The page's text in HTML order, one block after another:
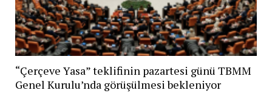
“Çerçeve Yasa” teklifinin pazartesi günü TBMM
Genel Kurulu’nda görüşülmesi bekleniyor